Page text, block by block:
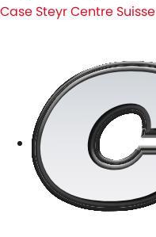
Case Steyr Centre Suisse